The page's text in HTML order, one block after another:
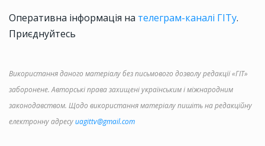
Оперативна інформація на телеграм-каналі ГІТу.
Приєднуйтесь
Використання даного матеріалу без письмового дозволу редакції «ГІТ»
заборонене. Авторські права захищені українським і міжнародним
законодавством. Щодо використання матеріалу пишіть на редакційну
електронну адресуuagittv@gmail.com